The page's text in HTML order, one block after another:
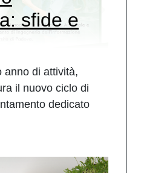
sfide e
anno di attività,
il nuovo ciclo di
dedicato